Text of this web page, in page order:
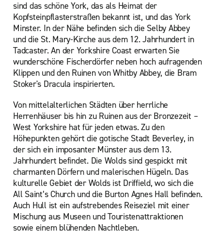
sind das schöne York, das als Heimat der
Kopfsteinpflasterstraßen bekannt ist, und das York
Minster. In der Nähe befinden sich die Selby Abbey
und die St. Mary-Kirche aus dem 12. Jahrhundert in
Tadcaster. An der Yorkshire Coast erwarten Sie
wunderschöne Fischerdörfer neben hoch aufragenden
Klippen und den Ruinen von Whitby Abbey, die Bram
Stoker's Dracula inspirierten.
Von mittelalterlichen Städten über herrliche
Herrenhäuser bis hin zu Ruinen aus der Bronzezeit –
West Yorkshire hat für jeden etwas. Zu den
Höhepunkten gehört die gotische Stadt Beverley, in
der sich ein imposanter Münster aus dem 13.
Jahrhundert befindet. Die Wolds sind gespickt mit
charmanten Dörfern und malerischen Hügeln. Das
kulturelle Gebiet der Wolds ist Driffield, wo sich die
All Saint’s Church und die Burton Agnes Hall befinden.
Auch Hull ist ein aufstrebendes Reiseziel mit einer
Mischung aus Museen und Touristenattraktionen
sowie einem blühenden Nachtleben.